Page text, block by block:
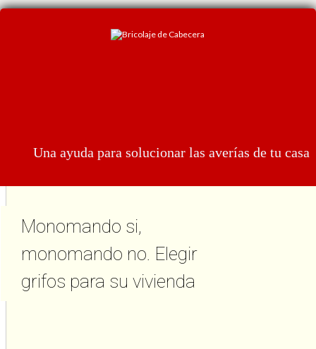
Una ayuda para solucionar las averías de tu casa
Monomando si,
monomando no. Elegir
grifos para su vivienda